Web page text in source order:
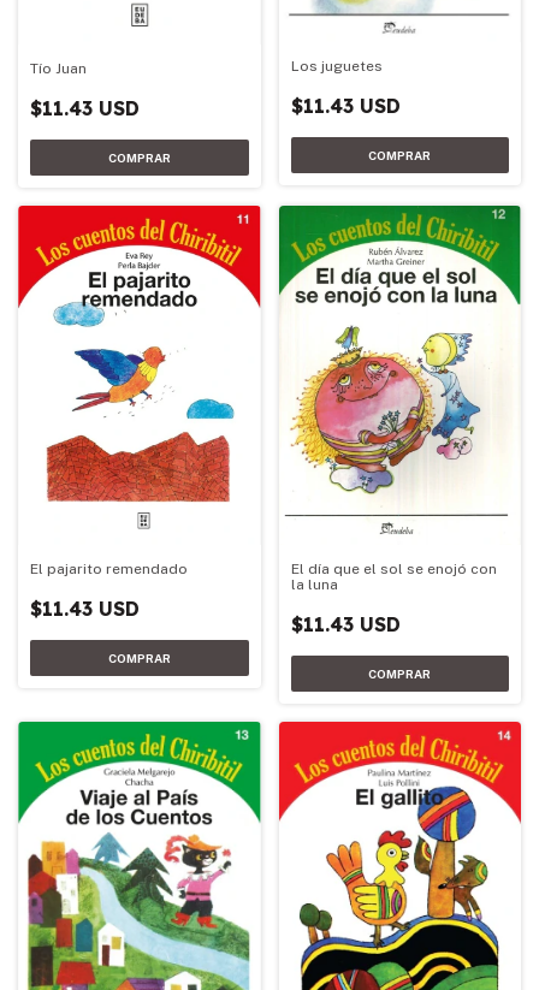
Tío Juan
$11.43 USD
Los juguetes
$11.43 USD
El pajarito remendado
$11.43 USD
El día que el sol se enojó con
la luna
$11.43 USD